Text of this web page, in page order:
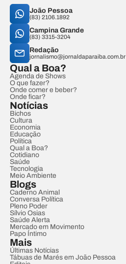
João Pessoa
(83) 2106.1892
Campina Grande
(83) 3315-3204
Redação
jornalismo@jornaldaparaiba.com.br
Qual a Boa?
Agenda de Shows
O que fazer?
Onde comer e beber?
Onde ficar?
Notícias
Bichos
Cultura
Economia
Educação
Política
Qual a Boa?
Cotidiano
Saúde
Tecnologia
Meio Ambiente
Blogs
Caderno Animal
Conversa Política
Pleno Poder
Sílvio Osias
Saúde Alerta
Mercado em Movimento
Papo Íntimo
Mais
Últimas Notícias
Tábuas de Marés em João Pessoa